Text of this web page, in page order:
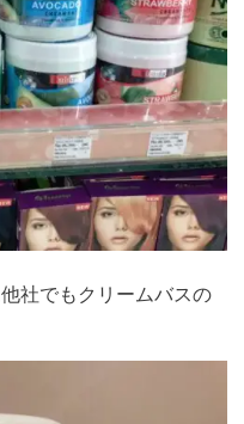
社でもクリームバスの